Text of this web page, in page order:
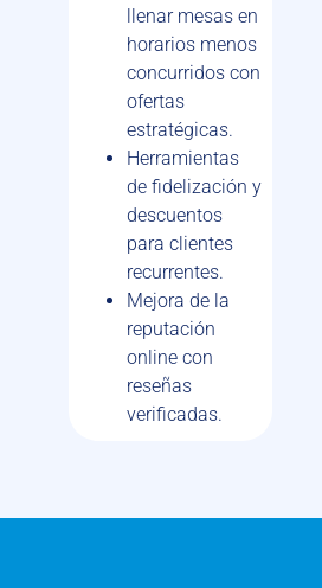
llenar mesas en
horarios menos
concurridos con
ofertas
estratégicas.
Herramientas
de fidelización y
descuentos
para clientes
recurrentes.
Mejora de la
reputación
online con
reseñas
verificadas.